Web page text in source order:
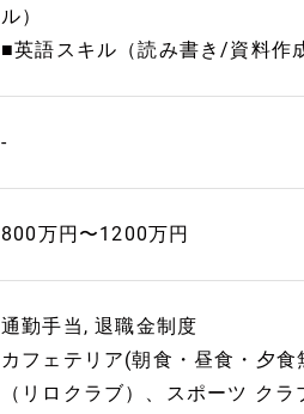
ル）
■英語スキル（読み書き/資料作
-
800万円〜1200万円
通勤手当, 退職金制度
カフェテリア(朝食・昼食・夕
（リロクラブ）、スポーツ ク